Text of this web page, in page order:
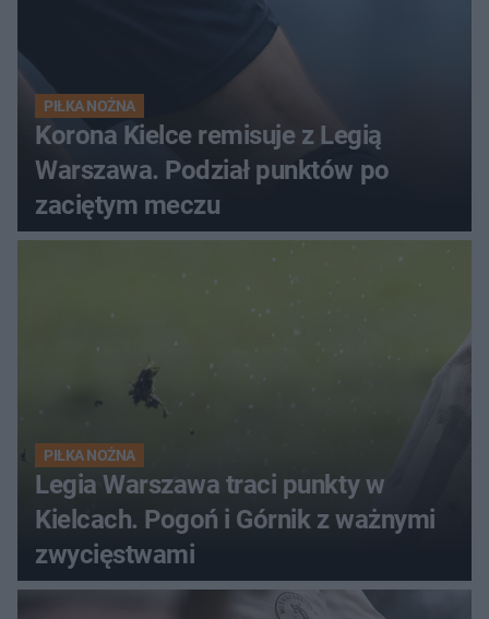
PIŁKA NOŻNA
Korona Kielce remisuje z Legią
Warszawa. Podział punktów po
zaciętym meczu
PIŁKA NOŻNA
Legia Warszawa traci punkty w
Kielcach. Pogoń i Górnik z ważnymi
zwycięstwami